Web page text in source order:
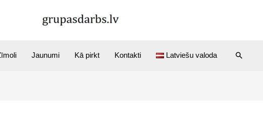
Jaunumi Kā pirkt Kontakti Latviešu valoda Search